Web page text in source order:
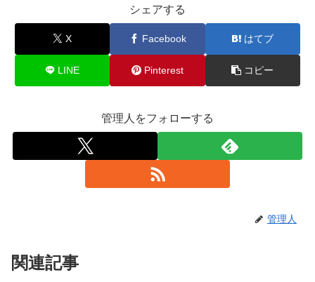
シェアする
X Facebook はてブ
LINE Pinterest コピー
管理人をフォローする
管理人
関連記事